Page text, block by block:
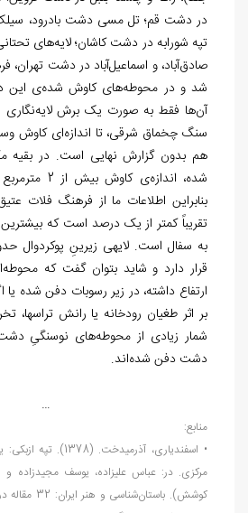
در دشت قم؛ تل مسی دشت بادرود،
تپه شورابه در دشت کاشان؛ لایههای
صادق‏‌آباد، و اسماعیل‌آباد در دشت
شد و در محوطههای کاوش شده
آنها فقط به صورت یک برش لایهنگاری
سنگ چخماق شرقی، تا اندازهای کاوش
هم بدون گزارش نهایی است. در بقیه
شده، اندازهی کاوش بیش از 2 مترمربع را هم شامل نمی
بنابراین اطلاعات ما از فرهنگ فلات
تقریباً کمتر از یک درصد است که
ارتفاع داشته، در زیر رسوبات دفن شده یا
بر اثر طغیان رودخانه یا رانش تراس‏ها،
شمار زیادی از محوطه‏‌های نوسنگیِ
دشت دفن شده‌‏اند.
…
منابع:
• اسفندیاری،
مرکزی. در: عباس عليزاده، یوسف مجیدزاده
کوشش). باستانشناسی و هنر ایران: 32 مقاله در بزرگداشت عزت